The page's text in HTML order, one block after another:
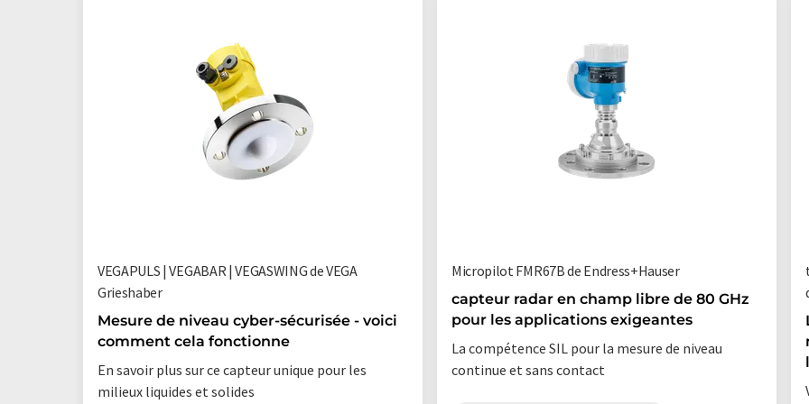
VEGAPULS | VEGABAR | VEGASWING de VEGA
Grieshaber
Mesure de niveau cyber-sécurisée - voici
comment cela fonctionne
En savoir plus sur ce capteur unique pour les
milieux liquides et solides
Micropilot FMR67B de Endress+Hauser
capteur radar en champ libre de 80 GHz
pour les applications exigeantes
La compétence SIL pour la mesure de niveau
continue et sans contact